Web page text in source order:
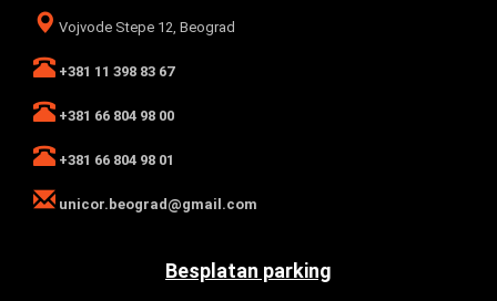
Vojvode Stepe 12, Beograd
+381 11 398 83 67
+381 66 804 98 00
+381 66 804 98 01
unicor.beograd@gmail.com
Besplatan parking